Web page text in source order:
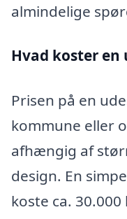
almindelige
Hvad koster en
Prisen på en
kommune eller
afhængig af
design. En
koste ca. 30.000